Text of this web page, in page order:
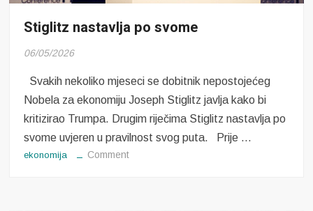
Stiglitz nastavlja po svome
06/05/2026
Svakih nekoliko mjeseci se dobitnik nepostojećeg
Nobela za ekonomiju Joseph Stiglitz javlja kako bi
kritizirao Trumpa. Drugim riječima Stiglitz nastavlja po
svome uvjeren u pravilnost svog puta. Prije …
ekonomija Commenton